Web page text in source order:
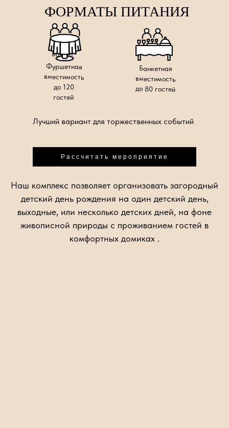
Банкет
Банкетная
вместимость
до 80 гостей
Фуршетная
вместимость
до 120
гостей
ФОРМАТЫ ПИТАНИЯ
Рассчитать мероприятие
Лучший вариант для торжественных событий
Наш комплекс позволяет организовать загородный
детский день рождения на один детский день,
выходные, или несколько детских дней, на фоне
живописной природы с проживанием гостей в
комфортных домиках .